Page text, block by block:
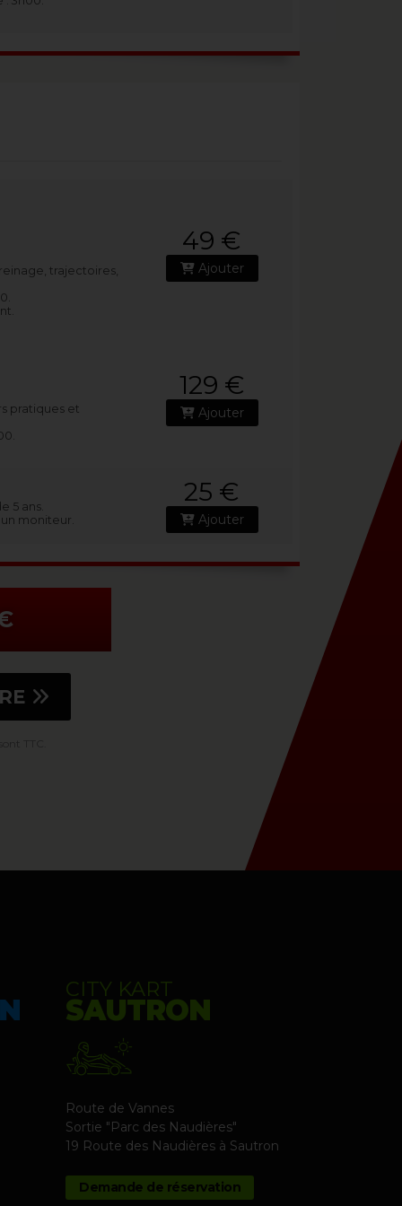
trajectoires,
49 €
Ajouter
pratiques et
129 €
Ajouter
5 ans.
moniteur.
25 €
Ajouter
CITY KART
SAUTRON
Route de Vannes
Sortie "Parc des Naudières"
19 Route des Naudières à Sautron
Demande de réservation